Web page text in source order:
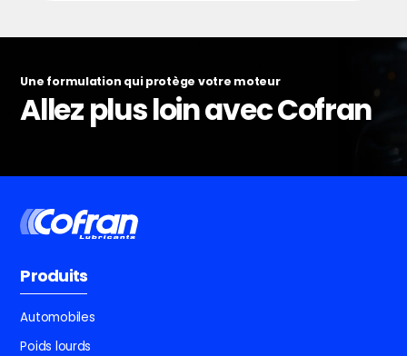
Une formulation qui protège votre moteur
Allez plus loin avec Cofran
Produits
Automobiles
Poids lourds